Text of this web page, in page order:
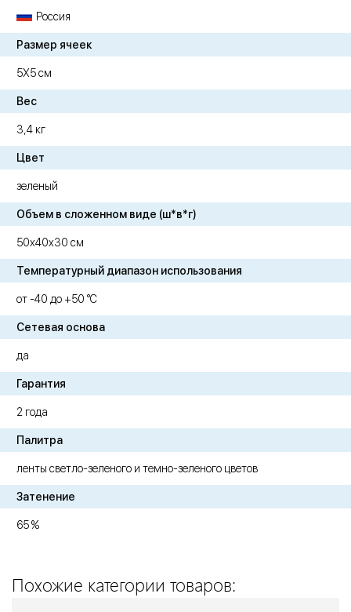
Россия
Размер ячеек
5Х5 см
Вес
3,4 кг
Цвет
зеленый
Объем в сложенном виде (ш*в*г)
50х40х30 см
Температурный диапазон использования
от -40 до +50 °C
Сетевая основа
да
Гарантия
2 года
Палитра
ленты светло-зеленого и темно-зеленого цветов
Затенение
65 %
Похожие категории товаров: